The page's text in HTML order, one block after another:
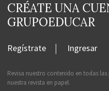
CRÉATE UNA
GRUPOEDUCAR
Regístrate Ingresar
Revisa nuestro contenido en todas
nuestra revista en papel.